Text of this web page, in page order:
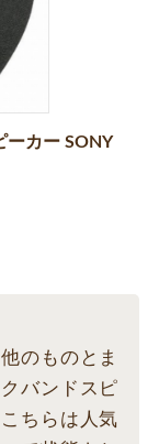
ーカー SONY
のものとま
バンドスピ
ちらは人気